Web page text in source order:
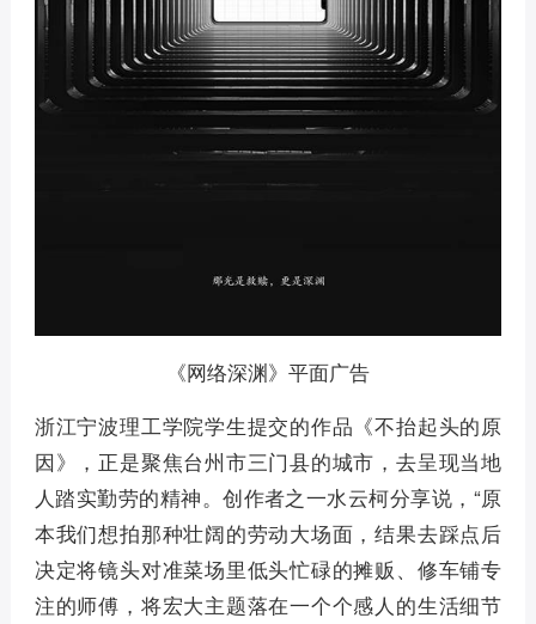
《网络深渊》平面广告
浙江宁波理工学院学生提交的作品《不抬起头的原
因》，正是聚焦台州市三门县的城市，去呈现当地
人踏实勤劳的精神。创作者之一水云柯分享说，“原
本我们想拍那种壮阔的劳动大场面，结果去踩点后
决定将镜头对准菜场里低头忙碌的摊贩、修车铺专
注的师傅，将宏大主题落在一个个感人的生活细节